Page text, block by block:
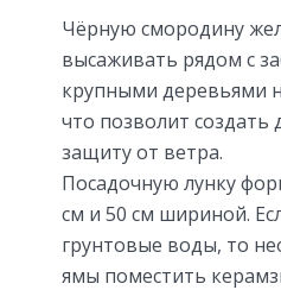
Чёрную смородину
высаживать рядом с
крупными деревьями
что позволит
защиту от ветра.
Посадочную лунку
см и 50 см шириной.
грунтовые воды, то
ямы поместить